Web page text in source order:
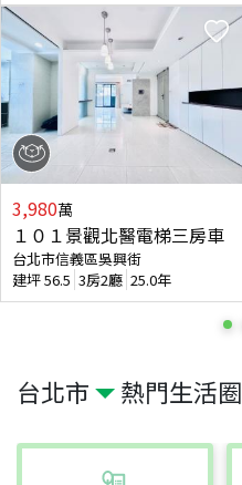
台北市 熱門生活圈
3,980萬
１０１景觀北醫電梯三房車
台北市信義區吳興街
建坪56.5 3房2廳 25.0年